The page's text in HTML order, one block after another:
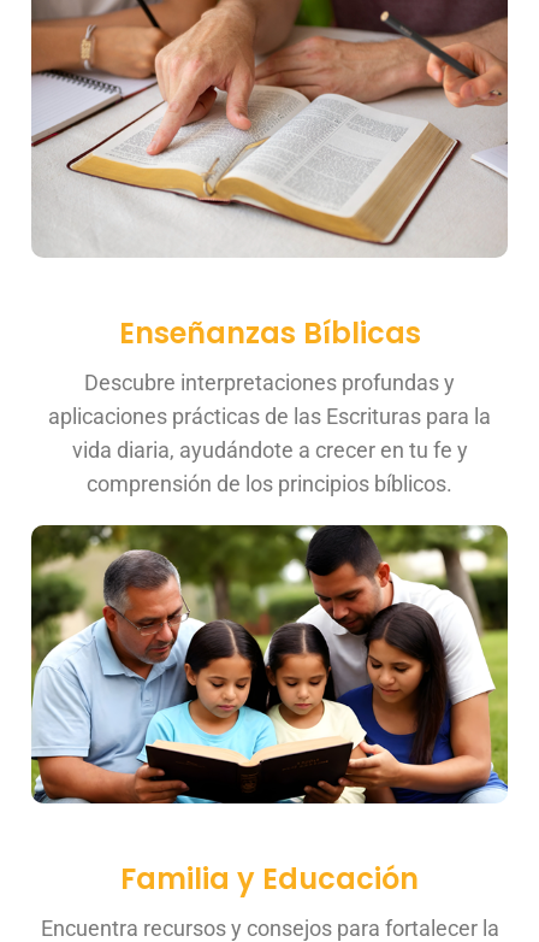
Enseñanzas Bíblicas
Descubre interpretaciones profundas y
aplicaciones prácticas de las Escrituras para la
vida diaria, ayudándote a crecer en tu fe y
comprensión de los principios bíblicos.
Familia y Educación
Encuentra recursos y consejos para fortalecer la